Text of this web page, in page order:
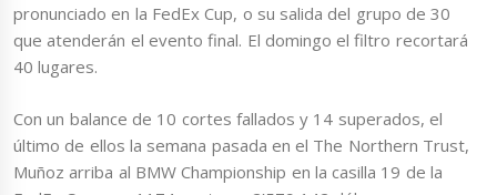
pronunciado en la FedEx Cup, o su salida del grupo de 30
que atenderán el evento final. El domingo el filtro recortará
40 lugares.
Con un balance de 10 cortes fallados y 14 superados, el
último de ellos la semana pasada en el The Northern Trust,
Muñoz arriba al BMW Championship en la casilla 19 de la